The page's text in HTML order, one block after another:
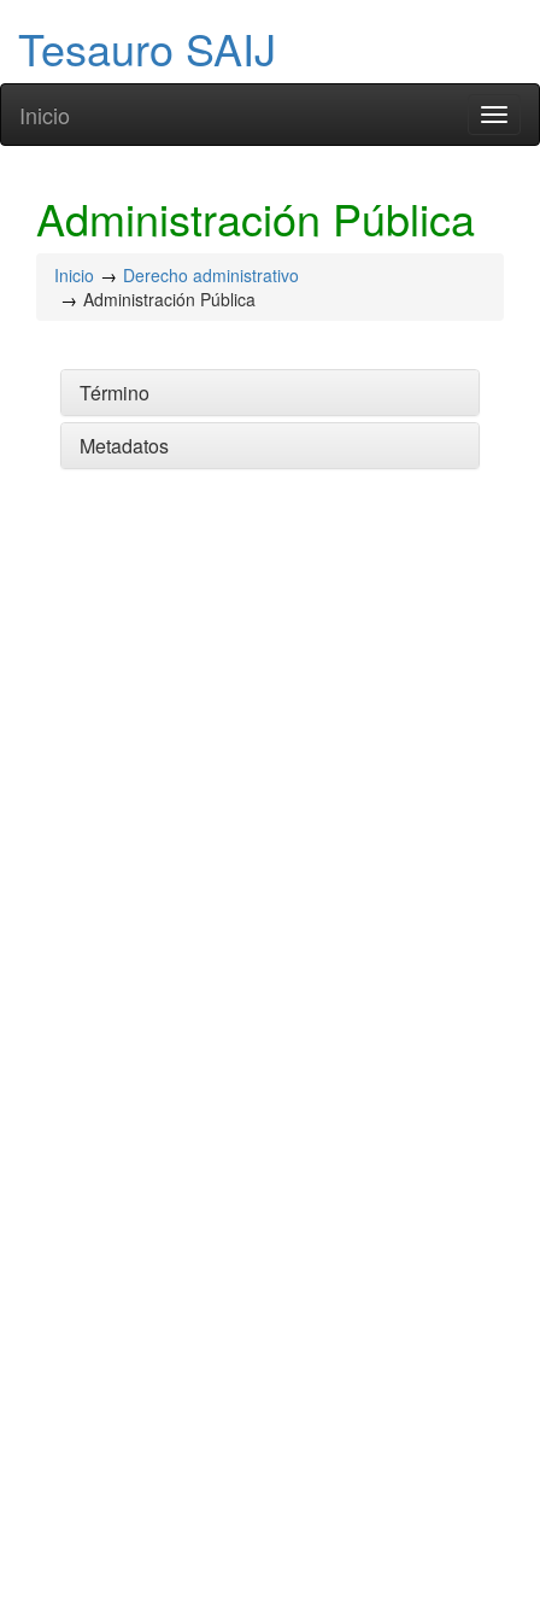
Tesauro SAIJ
Inicio
Administración Pública
Inicio
Derecho administrativo
Administración Pública
Término
Metadatos